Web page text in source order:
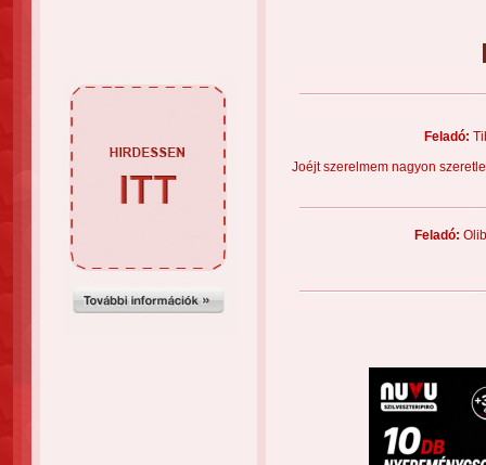
Feladó:
Joéjt szerelmem nagyon
Feladó: